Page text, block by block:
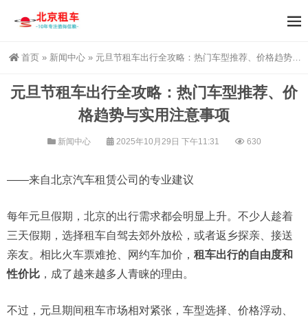
首页 » 新闻中心 » 元旦节租车出行全攻略：热门车型推荐、价格趋势与实用注意事项
元旦节租车出行全攻略：热门车型推荐、价
格趋势与实用注意事项
新闻中心 2025年10月29日 下午11:31 630
——来自北京汽车租赁公司的专业建议
每年元旦假期，北京的出行需求都会明显上升。不少人趁着
三天假期，选择租车自驾去郊外放松，或者返乡探亲、接送
亲友。相比火车票难抢、网约车加价， 租车出行的自由度和
性价比 ，成了越来越多人青睐的理由。
不过，元旦期间租车市场相对紧张，车型选择、价格浮动、